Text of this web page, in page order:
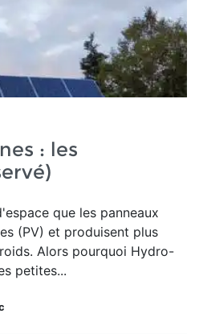
: les
que les panneaux
(PV) et produisent plus
Alors pourquoi Hydro-
petites...